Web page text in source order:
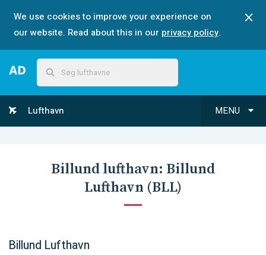
We use cookies to improve your experience on
our website. Read about this in our privacy policy.
MENU
Lufthavn
Billund lufthavn: Billund
Lufthavn (BLL)
Billund Lufthavn